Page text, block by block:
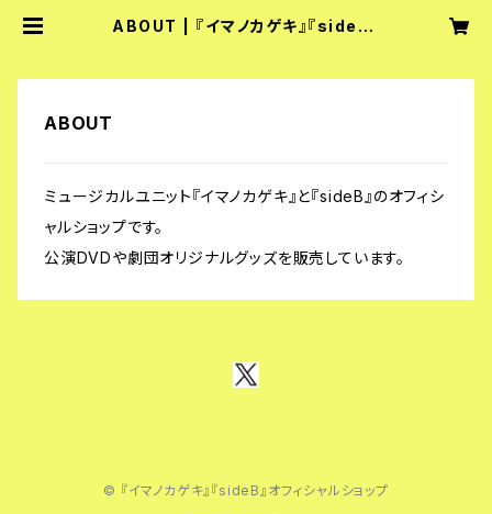
ABOUT | 『イマノカゲキ』『sideB』
ABOUT
ミュージカルユニット『イマノカゲキ』と『sideB』のオフィシ
ャルショップです。
公演DVDや劇団オリジナルグッズを販売しています。
© 『イマノカゲキ』『sideB』オフィシャルショップ